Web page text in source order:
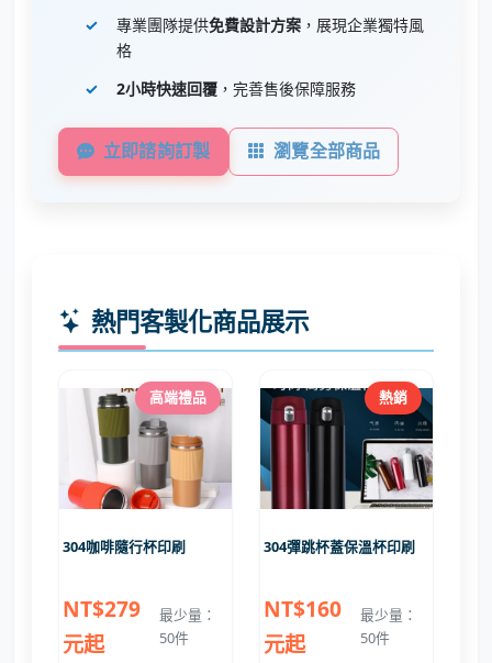
專業團隊提供免費設計方案，展現企業獨特風
格
2小時快速回覆，完善售後保障服務
立即諮詢訂製 瀏覽全部商品
熱門客製化商品展示
高端禮品
304咖啡隨行杯印刷
NT$279
元起
最少量：
50件
熱銷
304彈跳杯蓋保溫杯印刷
NT$160
元起
最少量：
50件